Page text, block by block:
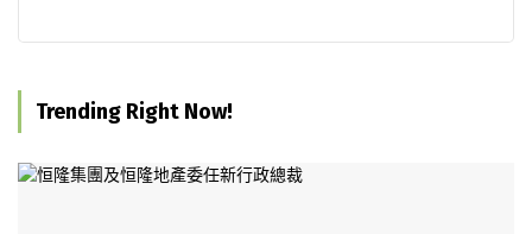
Trending Right Now!